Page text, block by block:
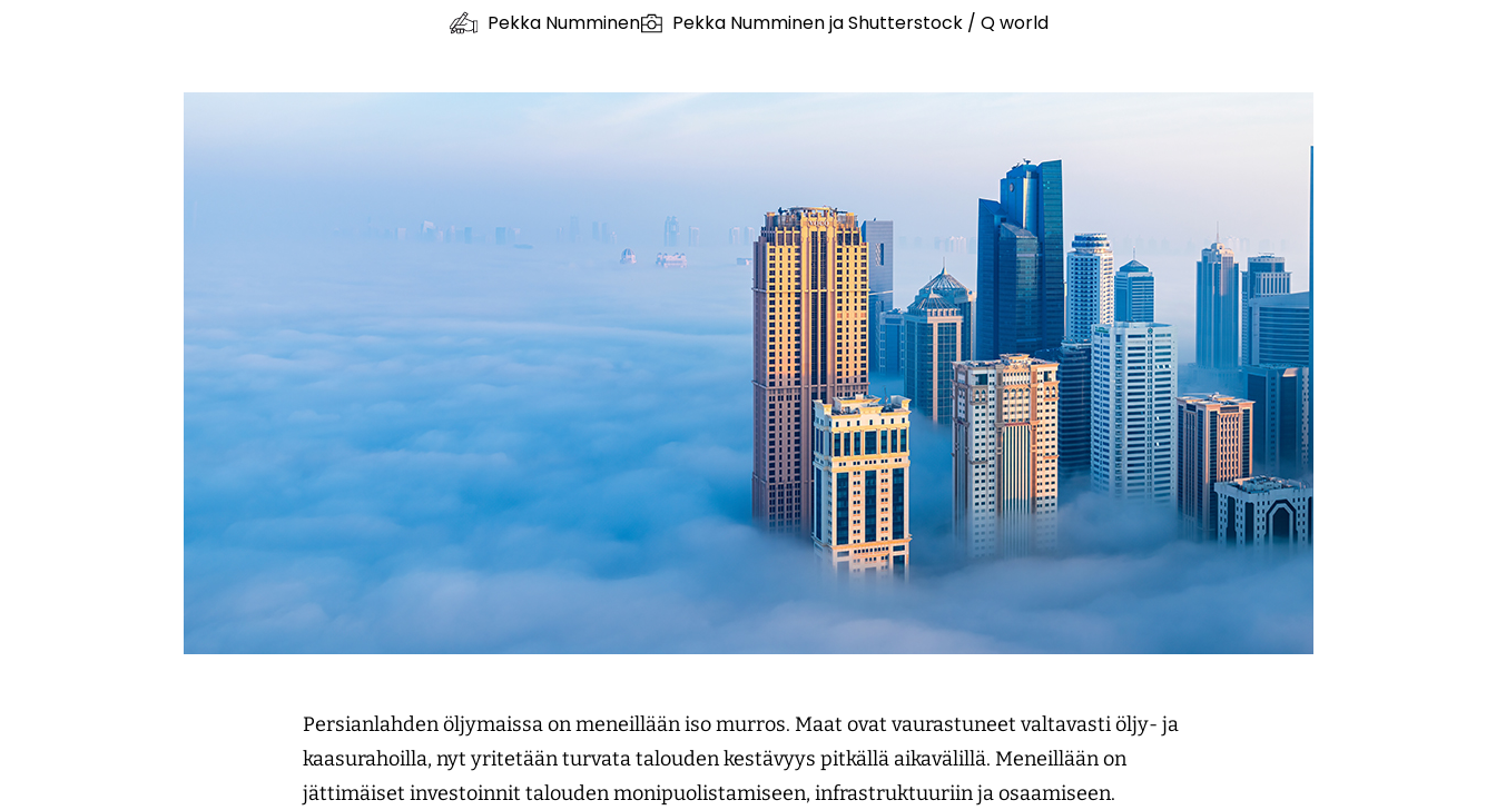
Pekka Numminen Pekka Numminen ja Shutterstock / Q world
Persianlahden öljymaissa on meneillään iso murros. Maat ovat vaurastuneet valtavasti öljy- ja
kaasurahoilla, nyt yritetään turvata talouden kestävyys pitkällä aikavälillä. Meneillään on
jättimäiset investoinnit talouden monipuolistamiseen, infrastruktuuriin ja osaamiseen.